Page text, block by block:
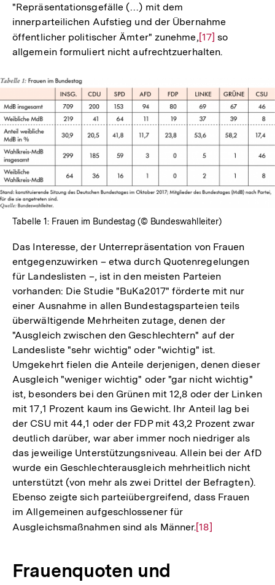
"Repräsentationsgefälle (…) mit dem
innerparteilichen Aufstieg und der Übernahme
öffentlicher politischer Ämter" zunehme,Zur
Auflösung
[17] so
allgemein formuliert nicht aufrechtzuerhalten.
Tabelle 1: Frauen im Bundestag (© Bundeswahlleiter)
Das Interesse, der Unterrepräsentation von Frauen
entgegenzuwirken – etwa durch Quotenregelungen
für Landeslisten –, ist in den meisten Parteien
vorhanden: Die Studie "BuKa2017" förderte mit nur
einer Ausnahme in allen Bundestagsparteien teils
überwältigende Mehrheiten zutage, denen der
"Ausgleich zwischen den Geschlechtern" auf der
Landesliste "sehr wichtig" oder "wichtig" ist.
Umgekehrt fielen die Anteile derjenigen, denen dieser
Ausgleich "weniger wichtig" oder "gar nicht wichtig"
ist, besonders bei den Grünen mit 12,8 oder der Linken
mit 17,1 Prozent kaum ins Gewicht. Ihr Anteil lag bei
der CSU mit 44,1 oder der FDP mit 43,2 Prozent zwar
deutlich darüber, war aber immer noch niedriger als
das jeweilige Unterstützungsniveau. Allein bei der AfD
wurde ein Geschlechterausgleich mehrheitlich nicht
unterstützt (von mehr als zwei Drittel der Befragten).
Ebenso zeigte sich parteiübergreifend, dass Frauen
im Allgemeinen aufgeschlossener für
Ausgleichsmaßnahmen sind als Männer.Zur
[18]
Frauenquoten und